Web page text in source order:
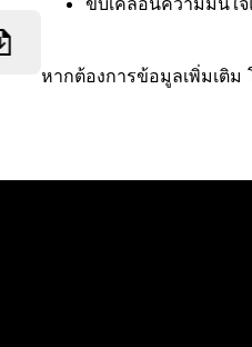
หากต้องการข้อมูลเพิ่มเติ